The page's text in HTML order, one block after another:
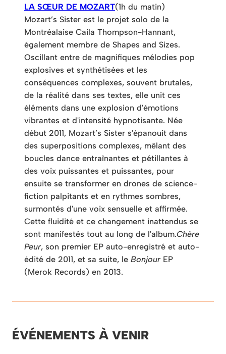
LA SŒUR DE MOZART(1h du matin)
Mozart’s Sister est le projet solo de la
Montréalaise Caila Thompson-Hannant,
également membre de Shapes and Sizes.
Oscillant entre de magnifiques mélodies pop
explosives et synthétisées et les
conséquences complexes, souvent brutales,
de la réalité dans ses textes, elle unit ces
éléments dans une explosion d'émotions
vibrantes et d'intensité hypnotisante. Née
début 2011, Mozart’s Sister s'épanouit dans
des superpositions complexes, mêlant des
boucles dance entraînantes et pétillantes à
des voix puissantes et puissantes, pour
ensuite se transformer en drones de science-
fiction palpitants et en rythmes sombres,
surmontés d'une voix sensuelle et affirmée.
Cette fluidité et ce changement inattendus se
sont manifestés tout au long de l'album.Chère
Peur, son premier EP auto-enregistré et auto-
édité de 2011, et sa suite, le BonjourEP
(Merok Records) en 2013.
ÉVÉNEMENTS À VENIR